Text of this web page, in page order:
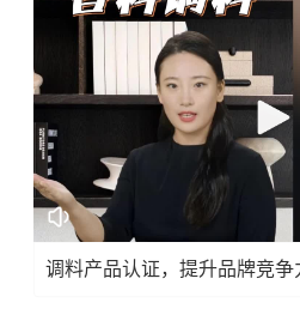
调料产品认证，提升品牌竞争